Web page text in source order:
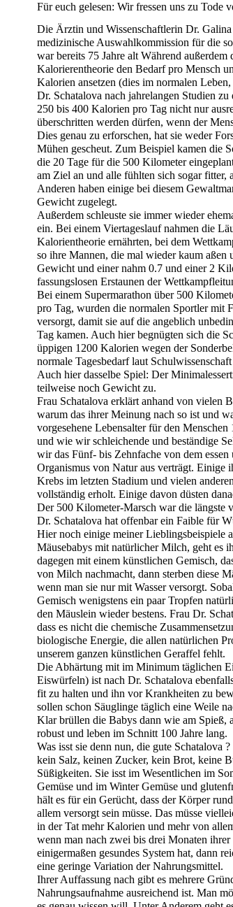
Für euch gelesen: Wir fressen uns zu Tode
Die Ärztin und Wissenschaftlerin Dr.
medizinische Auswahlkommission für die
war bereits 75 Jahre alt Während außerdem
Kalorierentheorie den Bedarf pro Mensch
Kalorien ansetzen (dies im normalen
Dr. Schatalova nach jahrelangen Studien
250 bis 400 Kalorien pro Tag nicht nur
überschritten werden dürfen, wenn der
Dies genau zu erforschen, hat sie weder
Mühen gescheut. Zum Beispiel kamen die
die 20 Tage für die 500 Kilometer
am Ziel an und alle fühlten sich sogar fitter,
Anderen haben einige bei diesem
Gewicht zugelegt.
Außerdem schleuste sie immer wieder
ein. Bei einem Viertageslauf nahmen die
Kalorientheorie ernährten, bei dem
so ihre Mannen, die mal wieder kaum aßen
Gewicht und einer nahm 0.7 und einer 2
fassungslosen Erstaunen der
Bei einem Supermarathon über 500
pro Tag, wurden die normalen Sportler mit
versorgt, damit sie auf die angeblich
Tag kamen. Auch hier begnügten sich die
üppigen 1200 Kalorien wegen der
normale Tagesbedarf laut
Auch hier dasselbe Spiel: Der
teilweise noch Gewicht zu.
Frau Schatalova erklärt anhand von vielen
warum das ihrer Meinung nach so ist und
vorgesehene Lebensalter für den
und wie wir schleichende und beständige
wir das Fünf- bis Zehnfache von dem
Organismus von Natur aus verträgt. Einige
Krebs im letzten Stadium und vielen
vollständig erholt. Einige davon düsten
Der 500 Kilometer-Marsch war die längste
Dr. Schatalova hat offenbar ein Faible für
Hier noch einige meiner Lieblingsbeispiele
Mäusebabys mit natürlicher Milch, geht es
dagegen mit einem künstlichen Gemisch,
von Milch nachmacht, dann sterben diese
wenn man sie nur mit Wasser versorgt.
Gemisch wenigstens ein paar Tropfen
den Mäuslein wieder bestens. Frau Dr.
dass es nicht die chemische
biologische Energie, die allen natürlichen
unserem ganzen künstlichen Geraffel fehlt.
Die Abhärtung mit im Minimum täglichen
Eiswürfeln) ist nach Dr. Schatalova
fit zu halten und ihn vor Krankheiten zu
sollen schon Säuglinge täglich eine Weile
Klar brüllen die Babys dann wie am Spieß,
robust und leben im Schnitt 100 Jahre lang.
Was isst sie denn nun, die gute Schatalova
kein Salz, keinen Zucker, kein Brot, keine
Süßigkeiten. Sie isst im Wesentlichen im
Gemüse und im Winter Gemüse und
hält es für ein Gerücht, dass der Körper
allem versorgt sein müsse. Das müsse
in der Tat mehr Kalorien und mehr von
wenn man nach zwei bis drei Monaten
einigermaßen gesundes System hat, dann
eine geringe Variation der Nahrungsmittel.
Ihrer Auffassung nach gibt es mehrere
Nahrungsaufnahme ausreichend ist. Man